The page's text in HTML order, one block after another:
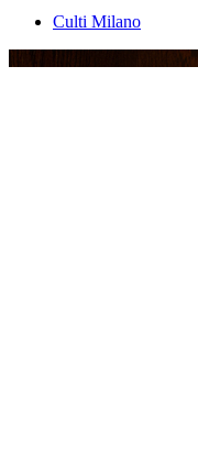
Culti Milano